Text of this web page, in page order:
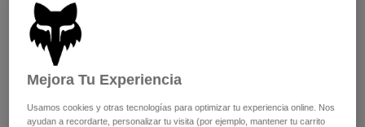
Pantalones largos
Pantalones cortos
Chaquetas y chalecos
Pantalones
Camisas
Ver todo
Mujer
Protecciones
Gafas de Protección
Calcetines
Mejora Tu Experiencia
Usamos cookies y otras tecnologías para optimizar tu experiencia online. Nos
ayudan a recordarte, personalizar tu visita (por ejemplo, mantener tu carrito